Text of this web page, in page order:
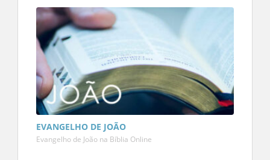
EVANGELHO DE JOÃO
Evangelho de João na Bíblia Online